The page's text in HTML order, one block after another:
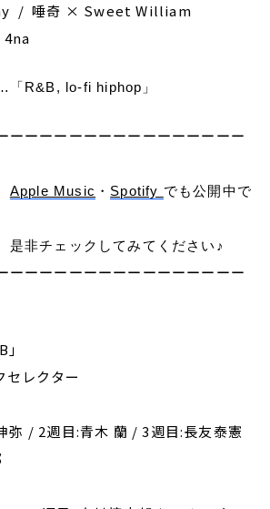
/ 唾奇 × Sweet William
R&B, lo-fi hiphop」
ーーーーーーーーーーーーーーーー
Apple Music ・ Spotify でも公開中で
非チェックしてみてください♪
ーーーーーーーーーーーーーーーー
｣
セレクター
弥 / 2週目:青木 蘭 / 3週目:長友泰憲